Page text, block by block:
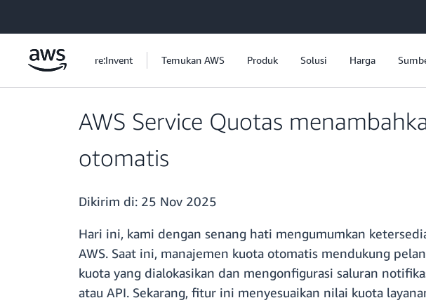
re:Invent Temukan AWS Produk Solusi Harga
AWS Service Quotas
otomatis
Dikirim di: 25 Nov 2025
Hari ini, kami dengan senang hati mengumumkan
AWS. Saat ini, manajemen kuota otomatis mendukung
kuota yang dialokasikan dan mengonfigurasi saluran
atau API. Sekarang, fitur ini menyesuaikan nilai kuota